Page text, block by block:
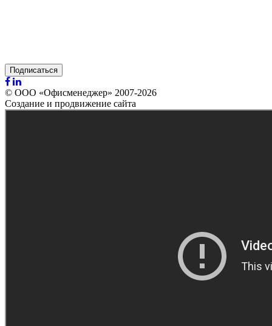
Подписаться
© ООО «Офисменеджер» 2007-2026
Создание и продвижение сайта